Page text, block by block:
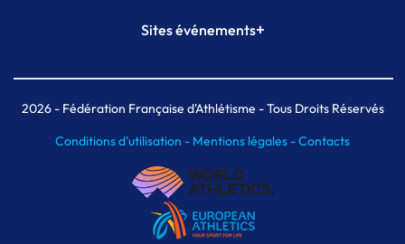
Plateforme Formation
Sites événements+
Meeting de Paris indoor
MAIF Ekiden de Paris
2026- Fédération Française d'Athlétisme - Tous Droits Réservés
Conditions d'utilisation - Mentions légales -Contacts